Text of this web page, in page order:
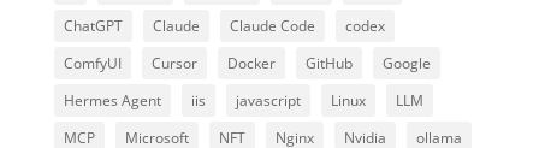
ChatGPT
Claude Claude Code
codex
ComfyUI
Cursor Docker GitHub
Google
Hermes Agent
iis javascript Linux
LLM
MCP
Microsoft NFT Nginx Nvidia
ollama